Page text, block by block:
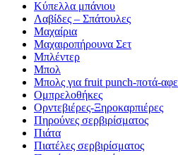
Κύπελλα μπάνιου
Λαβίδες – Σπάτουλες
Μαχαίρια
Μαχαιροπήρουνα Σετ
Μπλέντερ
Μπολ
Μπολς για fruit punch-ποτά-
Ομπρελοθήκες
Ορντεβιέρες-Ξηροκαρπιέρες
Πηρούνες σερβιρίσματος
Πιάτα
Πιατέλες σερβιρίσματος